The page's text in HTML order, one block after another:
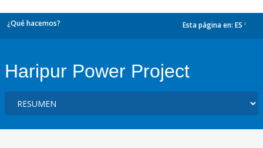
¿Qué hacemos? Esta página en: ES
Haripur Power Project